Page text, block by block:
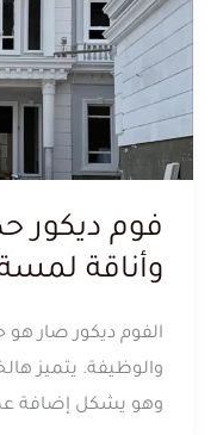
فوم ديكور
وأناقة
الفوم ديكور صار هو
والوظيفة. يتميز
وهو يشكل إضافة